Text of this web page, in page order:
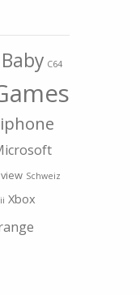
Baby C64
iphone
Schweiz
Xbox